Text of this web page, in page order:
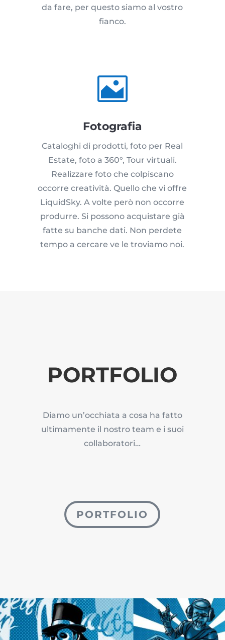
da fare, per questo siamo al vostro
fianco.

Fotografia
Cataloghi di prodotti, foto per Real
Estate, foto a 360°, Tour virtuali.
Realizzare foto che colpiscano
occorre creatività. Quello che vi offre
LiquidSky. A volte però non occorre
produrre. Si possono acquistare già
fatte su banche dati. Non perdete
tempo a cercare ve le troviamo noi.
PORTFOLIO
Diamo un’occhiata a cosa ha fatto
ultimamente il nostro team e i suoi
collaboratori…
PORTFOLIO